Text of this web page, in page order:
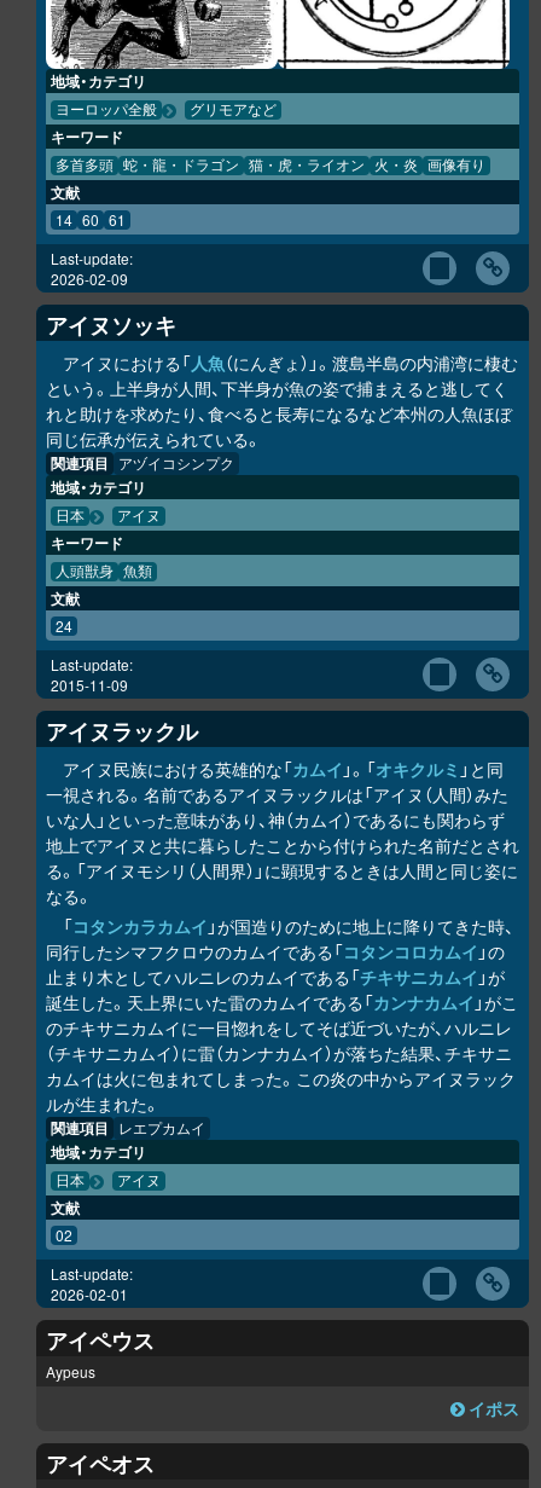
地域・カテゴリ
ヨーロッパ全般 グリモアなど
キーワード
多首多頭 蛇・龍・ドラゴン 猫・虎・ライオン 火・炎 画像有り
文献
14 60 61
Last-update:
2026-02-09
アイヌソッキ
アイヌにおける「人魚（にんぎょ）」。渡島半島の内浦湾に棲む
という。上半身が人間、下半身が魚の姿で捕まえると逃してく
れと助けを求めたり、食べると長寿になるなど本州の人魚ほぼ
同じ伝承が伝えられている。
関連項目 アヅイコシンプク
地域・カテゴリ
日本 アイヌ
キーワード
人頭獣身 魚類
文献
24
Last-update:
2015-11-09
アイヌラックル
アイヌ民族における英雄的な「カムイ 」。「オキクルミ 」と同
一視される。名前であるアイヌラックルは「アイヌ（人間）みた
いな人」といった意味があり、神（カムイ）であるにも関わらず
地上でアイヌと共に暮らしたことから付けられた名前だとされ
る。「アイヌモシ リ （人間界）」に顕現するときは人間と同じ姿に
なる。
「コタンカラ カムイ 」が国造りのために地上に降りてきた時、
同行したシマフクロウのカムイである「コタンコ ロ カムイ 」の
止まり木としてハルニレのカムイである「チキサニカムイ 」が
誕生した。天上界にいた雷のカムイである「カンナカムイ 」がこ
のチキサニカムイに一目惚れをしてそば近づいたが、ハルニレ
（チキサニカムイ）に雷（カンナカムイ）が落ちた結果、チキサニ
カムイは火に包まれてしまった。この炎の中からアイヌラック
ルが生まれた。
関連項目 レエプカムイ
地域・カテゴリ
日本 アイヌ
文献
02
Last-update:
2026-02-01
アイペウス
Aypeus
イポス
アイペオス